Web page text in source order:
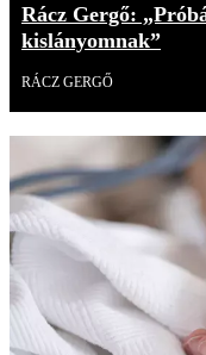
Rácz Gergő:
kislányomnak”
RÁCZ GERGŐ